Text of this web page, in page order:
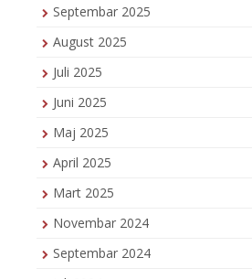
Septembar 2025
August 2025
Juli 2025
Juni 2025
Maj 2025
April 2025
Mart 2025
Novembar 2024
Septembar 2024